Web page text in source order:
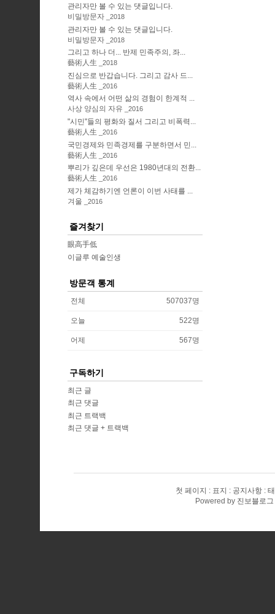
관리자만 볼 수 있는 댓글입니다.
비밀방문자
2018
관리자만 볼 수 있는 댓글입니다.
비밀방문자
2018
그리고 하나 더... 반제 민족주의, 좌...
藝術人生
2018
진심으로 반갑습니다. 그리고 감사 드...
藝術人生
2016
역사 속에서 어떤 삶의 경험이 한계적 ...
사상 양심의 자유
2016
"시민"들의 평화와 질서 그리고 비폭력...
藝術人生
2016
국민경제와 민족경제를 구분하면서 민...
藝術人生
2016
뿌리가 깊은데 우선은 1980년대의 전환...
藝術人生
2016
제가 체감하기엔 언론이 이번 사태를 ...
겨울
2016
즐겨찾기
眼高手低
이글루 예술인생
방문객 통계
전체 507037명
오늘 522명
어제 567명
구독하기
최근 글
최근 댓글
최근 트랙백
최근 댓글 + 트랙백
첫 페이지 표지 공지사항
Powered by 진보블로그